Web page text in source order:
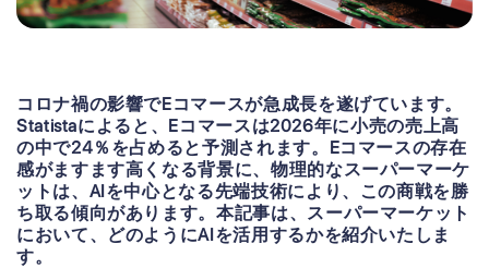
コロナ禍の影響でEコマースが急成長を遂げています。
Statistaによると、Eコマースは2026年に小売の売上高
の中で24％を占めると予測されます。Eコマースの存在
感がますます高くなる背景に、物理的なスーパーマーケ
ットは、AIを中心となる先端技術により、この商戦を勝
ち取る傾向があります。本記事は、スーパーマーケット
において、どのようにAIを活用するかを紹介いたしま
す。